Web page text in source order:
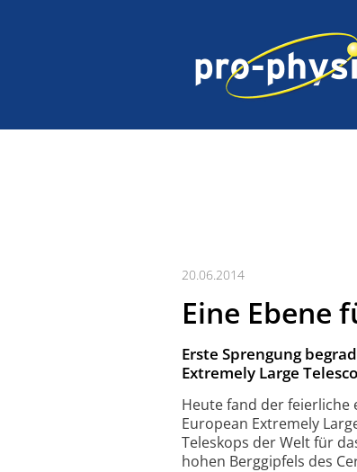
20.06.2014
Eine Ebene
Erste Sprengung
Extremely Large
Heute fand der feierliche
European Extremely
Teleskops der Welt für
hohen Berggipfels des